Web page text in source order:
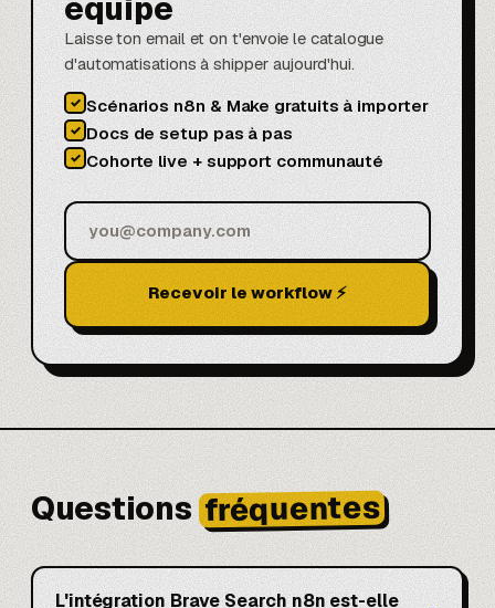
équipe
Laisse ton email et on t'envoie le catalogue
d'automatisations à shipper aujourd'hui.
✓ Scénarios n8n & Make gratuits à importer
✓ Docs de setup pas à pas
✓ Cohorte live + support communauté
Recevoir le workflow ⚡
Questions fréquentes
L'intégration Brave Search n8n est-elle